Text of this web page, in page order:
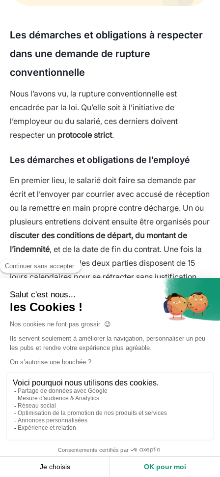
Les démarches et obligations à respecter
dans une demande de rupture
conventionnelle
Nous l’avons vu, la rupture conventionnelle est
encadrée par la loi. Qu’elle soit à l’initiative de
l’employeur ou du salarié, ces derniers doivent
respecter un protocole strict.
Les démarches et obligations de l’employé
En premier lieu, le salarié doit faire sa demande par
écrit et l’envoyer par courrier avec accusé de réception
ou la remettre en main propre contre décharge. Un ou
plusieurs entretiens doivent ensuite être organisés pour
discuter des conditions de départ, du montant de
l’indemnité, et de la date de fin du contrat. Une fois la
convention signée, les deux parties disposent de 15
jours calendaires pour se rétracter sans justification.
Bon à savoir :
Si l’employeur refuse la demande, le salarié ne
peut pas imposer la rupture conventionnelle. En
tenter une négociation forcée ou faire valoir ses
droits.
Les démarches et obligations de l’employeur